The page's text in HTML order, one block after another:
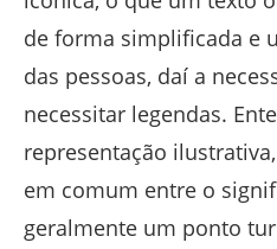
de forma simplificada e
das pessoas, daí a
necessitar legendas.
representação
em comum entre o
geralmente um ponto